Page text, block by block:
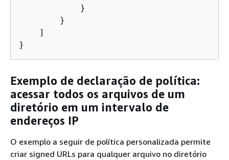
            }
        }
    ]
}
Exemplo de declaração de política:
acessar todos os arquivos de um
diretório em um intervalo de
endereços IP
O exemplo a seguir de política personalizada permite
criar signed URLs para qualquer arquivo no diretório